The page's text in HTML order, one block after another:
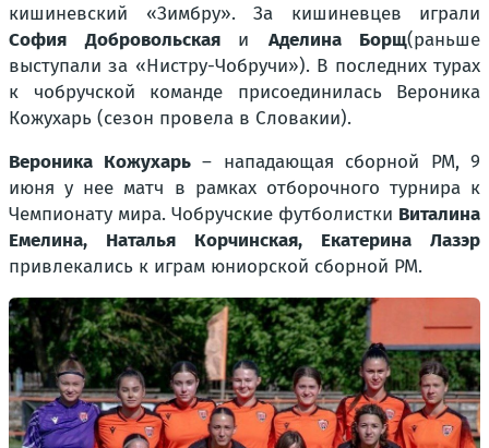
кишиневский «Зимбру». За кишиневцев играли
София Добровольская и Аделина Борщ(раньше
выступали за «Нистру-Чобручи»). В последних турах
к чобручской команде присоединилась Вероника
Кожухарь (сезон провела в Словакии).
Вероника Кожухарь– нападающая сборной РМ, 9
июня у нее матч в рамках отборочного турнира к
Чемпионату мира. Чобручские футболистки Виталина
Емелина, Наталья Корчинская, Екатерина Лазэр
привлекались к играм юниорской сборной РМ.